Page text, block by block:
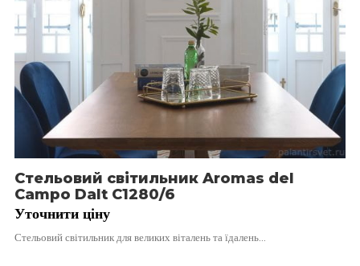
Стельовий світильник Aromas del
Campo Dalt C1280/6
Уточнити ціну
Стельовий світильник для великих віталень та їдалень…